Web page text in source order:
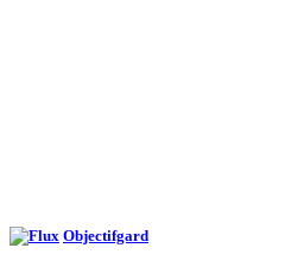
Objectifgard